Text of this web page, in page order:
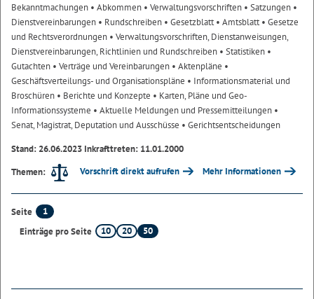
Bekanntmachungen • Abkommen • Verwaltungsvorschriften • Satzungen •
Dienstvereinbarungen • Rundschreiben • Gesetzblatt• Amtsblatt• Gesetze
und Rechtsverordnungen • Verwaltungsvorschriften, Dienstanweisungen,
Dienstvereinbarungen, Richtlinien und Rundschreiben • Statistiken •
Gutachten • Verträge und Vereinbarungen • Aktenpläne •
Geschäftsverteilungs- und Organisationspläne • Informationsmaterial und
Broschüren • Berichte und Konzepte • Karten, Pläne und Geo-
Informationssysteme • Aktuelle Meldungen und Pressemitteilungen •
Senat, Magistrat, Deputation und Ausschüsse • Gerichtsentscheidungen
Stand: 26.06.2023 Inkrafttreten: 11.01.2000
Themen:
Vorschrift direkt aufrufen Mehr Informationen
Seite
1
Einträge pro Seite
10 20 50